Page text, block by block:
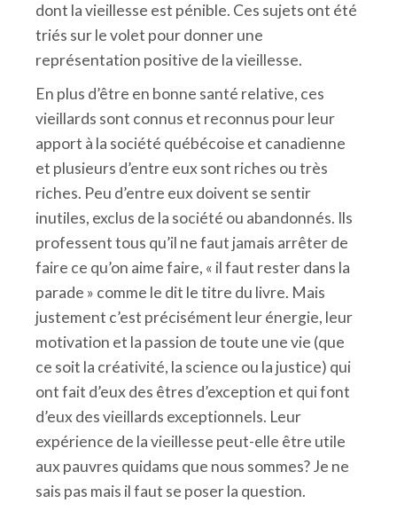
dont la vieillesse est pénible. Ces sujets ont été
triés sur le volet pour donner une
représentation positive de la vieillesse.
En plus d’être en bonne santé relative, ces
vieillards sont connus et reconnus pour leur
apport à la société québécoise et canadienne
et plusieurs d’entre eux sont riches ou très
riches. Peu d’entre eux doivent se sentir
inutiles, exclus de la société ou abandonnés. Ils
professent tous qu’il ne faut jamais arrêter de
faire ce qu’on aime faire, « il faut rester dans la
parade » comme le dit le titre du livre. Mais
justement c’est précisément leur énergie, leur
motivation et la passion de toute une vie (que
ce soit la créativité, la science ou la justice) qui
ont fait d’eux des êtres d’exception et qui font
d’eux des vieillards exceptionnels. Leur
expérience de la vieillesse peut-elle être utile
aux pauvres quidams que nous sommes? Je ne
sais pas mais il faut se poser la question.